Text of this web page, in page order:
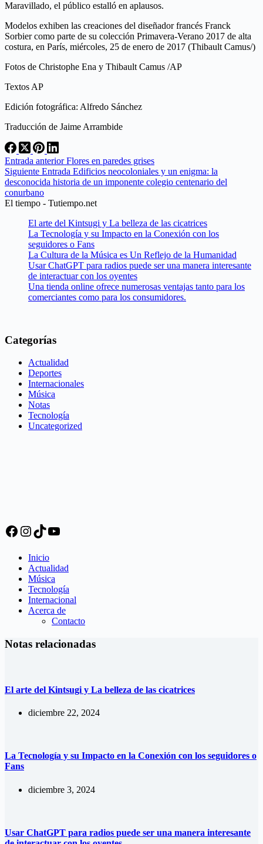
Maravillado, el público estalló en aplausos.
Modelos exhiben las creaciones del diseñador francés Franck
Sorbier como parte de su colección Primavera-Verano 2017 de alta
costura, en París, miércoles, 25 de enero de 2017 (Thibault Camus/)
Fotos de Christophe Ena y Thibault Camus /AP
Textos AP
Edición fotográfica: Alfredo Sánchez
Traducción de Jaime Arrambide
Entrada anteriorFlores en paredes grises
Siguiente Entrada Edificios neocoloniales y un enigma: la
desconocida historia de un imponente colegio centenario del
conurbano
El tiempo - Tutiempo.net
El arte del Kintsugi y La belleza de las cicatrices
La Tecnología y su Impacto en la Conexión con los
seguidores o Fans
La Cultura de la Música es Un Reflejo de la Humanidad
Usar ChatGPT para radios puede ser una manera interesante
de interactuar con los oyentes
Una tienda online ofrece numerosas ventajas tanto para los
comerciantes como para los consumidores.
Categorías
Actualidad
Deportes
Internacionales
Música
Notas
Tecnología
Uncategorized
Facebook
Instagram
TikTok
YouTube
Inicio
Actualidad
Música
Tecnología
Internacional
Acerca de
Contacto
Notas relacionadas
El arte del Kintsugi y La belleza de las cicatrices
diciembre 22, 2024
La Tecnología y su Impacto en la Conexión con los seguidores o
Fans
diciembre 3, 2024
Usar ChatGPT para radios puede ser una manera interesante